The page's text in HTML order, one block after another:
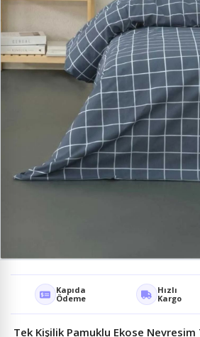
Kapıda
Ödeme
Hızlı
Kargo
Tek Kişilik Pamuklu Ekose Nevresim